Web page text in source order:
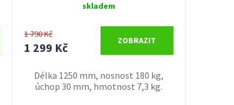
skladem
1 790 Kč
1 299 Kč
ZOBRAZIT
Délka 1250 mm, nosnost 180 kg,
úchop 30 mm, hmotnost 7,3 kg.